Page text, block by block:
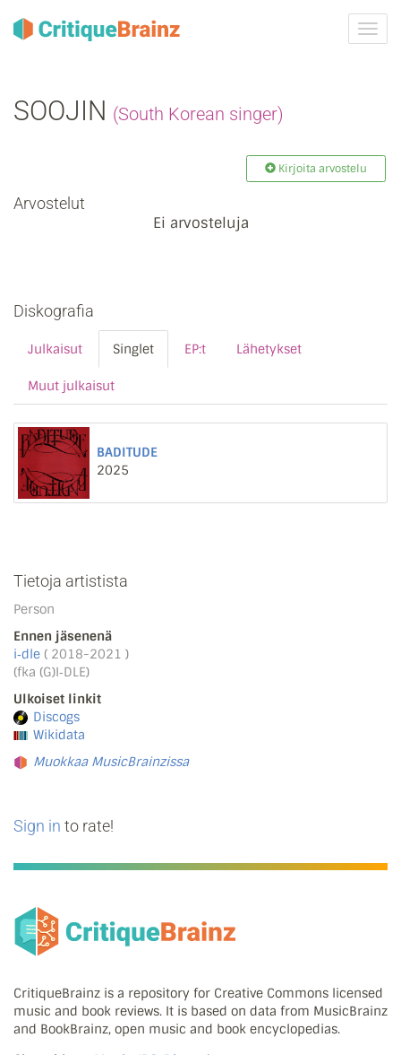
SOOJIN (South Korean singer)
Kirjoita arvostelu
Arvostelut
Ei arvosteluja
Diskografia
Julkaisut Singlet EP:t Lähetykset
Muut julkaisut
BADITUDE
2025
Tietoja artistista
Person
Ennen jäsenenä
i‐dle ( 2018-2021 )
(fka (G)I‐DLE)
Ulkoiset linkit
Discogs
Wikidata
Muokkaa MusicBrainzissa
Sign in to rate!
CritiqueBrainz is a repository for Creative Commons licensed
music and book reviews. It is based on data from MusicBrainz
and BookBrainz, open music and book encyclopedias.